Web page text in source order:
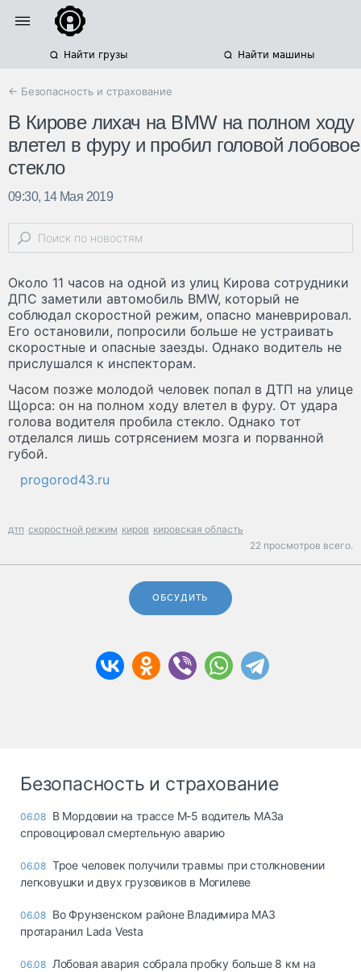
Найти грузы Найти машины
← Безопасность и страхование
В Кирове лихач на BMW на полном ходу
влетел в фуру и пробил головой лобовое
стекло
09:30, 14 Мая 2019
Около 11 часов на одной из улиц Кирова сотрудники
ДПС заметили автомобиль BMW, который не
соблюдал скоростной режим, опасно маневрировал.
Его остановили, попросили больше не устраивать
скоростные и опасные заезды. Однако водитель не
прислушался к инспекторам.
Часом позже молодой человек попал в ДТП на улице
Щорса: он на полном ходу влетел в фуру. От удара
голова водителя пробила стекло. Однако тот
отделался лишь сотрясением мозга и порванной
губой.
progorod43.ru
дтп скоростной режим киров кировская область
22 просмотров всего.
ОБСУДИТЬ
Безопасность и страхование
06.08 В Мордовии на трассе М-5 водитель МАЗа
спровоцировал смертельную аварию
06.08 Трое человек получили травмы при столкновении
легковушки и двух грузовиков в Могилеве
06.08 Во Фрунзенском районе Владимира МАЗ
протаранил Lada Vesta
06.08 Лобовая авария собрала пробку больше 8 км на